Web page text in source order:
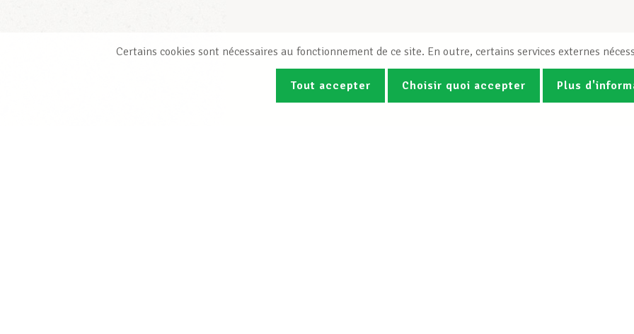
Certains cookies sont nécessaires au fonctionnement de ce site. En outre, certains services externes
Tout accepter Choisir quoi accepter Plus